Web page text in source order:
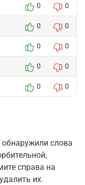
0 0
0 0
0 0
0 0
0 0
слова
справа на
их.